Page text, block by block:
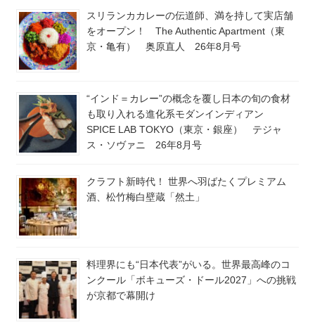
スリランカカレーの伝道師、満を持して実店舗
をオープン！ The Authentic Apartment（東
京・亀有） 奥原直人 26年8月号
“インド＝カレー”の概念を覆し日本の旬の食材
も取り入れる進化系モダンインディアン
SPICE LAB TOKYO（東京・銀座） テジャ
ス・ソヴァニ 26年8月号
クラフト新時代！ 世界へ羽ばたくプレミアム
酒、松竹梅白壁蔵「然土」
料理界にも“日本代表”がいる。世界最高峰のコ
ンクール「ボキューズ・ドール2027」への挑戦
が京都で幕開け